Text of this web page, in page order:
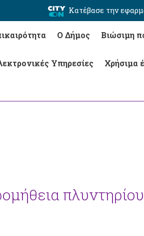
Κατέβασε την
Ο Δήμος Βιώσιμη
Υπηρεσίες Χρήσιμα